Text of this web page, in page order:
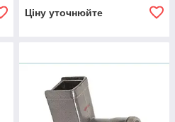
Ціну уточнюйте